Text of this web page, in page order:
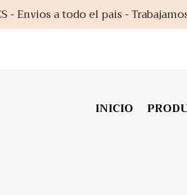
- Envios a todo el pais -
INICIO